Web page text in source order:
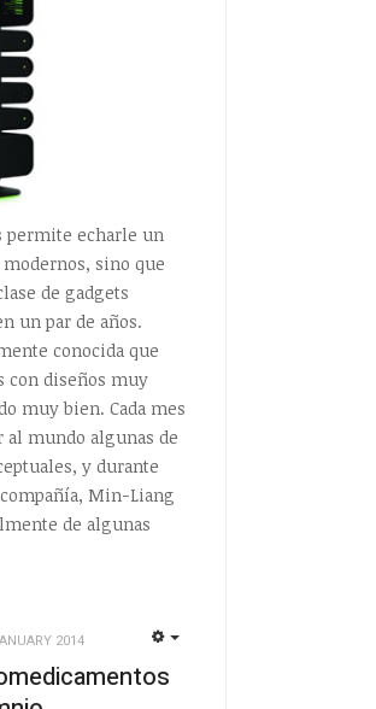
permite echarle un
sino que
de gadgets
un par de años.
conocida que
con diseños muy
muy bien. Cada mes
al mundo algunas de
y durante
Min-Liang
de algunas
2014